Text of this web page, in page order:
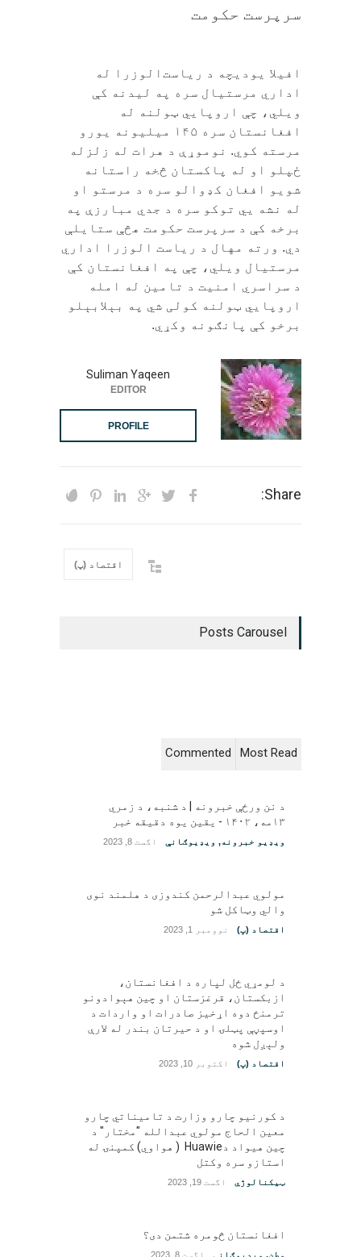
سرپرست حکومت
افیلا یودیچه د ریاست‌الوزرا له
اداري مرستیال سره په لیدنه کې
ویلي، چې اروپایي ټولنه له
افغانستان سره ۱۴۵ میلیونه یورو
مرسته کوي. نوموړې د هرات له زلزله
ځپلو او له پاکستان څخه راستانه
شویو افغان کډوالو سره د مرستو او
له نشه يي توکو سره د جدي مبارزې په
برخه کې د سرپرست حکومت هڅې ستایلې
دي. ورته مهال د ریاست الوزرا اداري
مرستیال ویلي، چې په افغانستان کې
د سراسري امنیت د تامین له امله
اروپايي ټولنه کولی شي په بېلابېلو
برخو کې پانګونه وکړي.
Suliman Yaqeen
EDITOR
PROFILE
Share:
اقتصاد (پ)
Posts Carousel
Most Read
Commented
د نن ورځې خبرونه | د شنبه، د زمري
۱۳مه، ۱۴۰۲ - یقین یوه دقیقه خبر
ویډیو خبرونه, ویډیوګانې اگست 8, 2023
مولوي عبدالرحمن کندوزی د هلمند نوی
والي وټاکل شو
اقتصاد (پ) نوومبر 1, 2023
د لومړي ځل لپاره د افغانستان،
ازبکستان، قرغزستان او چین هېوادونو
ترمنځ دوه اړخیز صادرات او واردات د
اوسپڼې پټلۍ او د حیرتان بندر له لارې
ولېږل شوه
اقتصاد (پ) اکتوبر 10, 2023
د کورنیو چارو وزارت د تامیناتي چارو
معین الحاج مولوي عبدالله "مختار" د
چین هیواد دHuawie ( هواوي) کمپنۍ له
استازو سره وکتل
ټیکنالوژي اگست 19, 2023
افغانستان څومره شتمن دی؟
وطن, ویډیوګانې اگست 8, 2023